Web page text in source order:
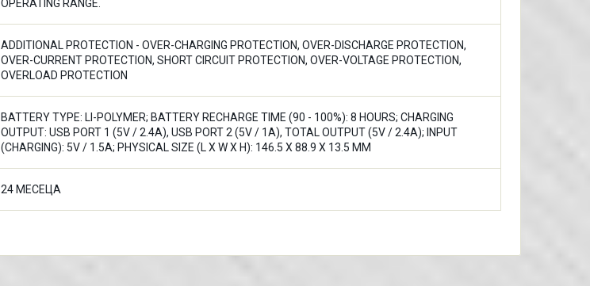
OPERATING RANGE.
ADDITIONAL PROTECTION - OVER-CHARGING PROTECTION, OVER-DISCHARGE PROTECTION,
OVER-CURRENT PROTECTION, SHORT CIRCUIT PROTECTION, OVER-VOLTAGE PROTECTION,
OVERLOAD PROTECTION
BATTERY TYPE: LI-POLYMER; BATTERY RECHARGE TIME (90 - 100%): 8 HOURS; CHARGING
OUTPUT: USB PORT 1 (5V / 2.4A), USB PORT 2 (5V / 1A), TOTAL OUTPUT (5V / 2.4A); INPUT
(CHARGING): 5V / 1.5A; PHYSICAL SIZE (L X W X H): 146.5 X 88.9 X 13.5 MM
24 МЕСЕЦА